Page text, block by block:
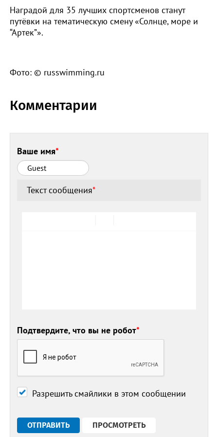
Наградой для 35 лучших спортсменов станут
путёвки на тематическую смену «Солнце, море и
“Артек”».
Фото: © russwimming.ru
Комментарии
Ваше имя*
Текст сообщения*
Подтвердите, что вы не робот*
Разрешить смайлики в этом сообщении